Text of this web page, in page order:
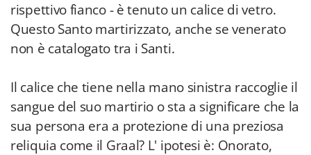
rispettivo fianco - è tenuto un calice di vetro.
Questo Santo martirizzato, anche se venerato
non è catalogato tra i Santi.
Il calice che tiene nella mano sinistra raccoglie il
sangue del suo martirio o sta a significare che la
sua persona era a protezione di una preziosa
reliquia come il Graal? L' ipotesi è: Onorato,